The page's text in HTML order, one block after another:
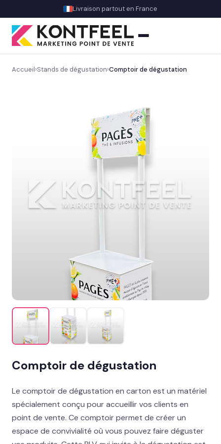
Livraison partout en France
Découvrez notre gamme PLV carton sur mesure
Animation commerciale
Théâtralisation magasin & décors
OFFRE DU MOMENT
Présentoir comptoir
Signalétique et linéaire
Stand événementiel
Packaging et coffrets
Solutions métiers
Réalisations
Blog
Contact
Accueil›Stands de dégustation›Comptoir de dégustation
Comptoir de dégustation
Le comptoir de dégustation en carton est un matériel
spécialement conçu pour accueillir vos clients en
point de vente. Ce comptoir permet de créer un
espace de convivialité où vous pouvez faire déguster